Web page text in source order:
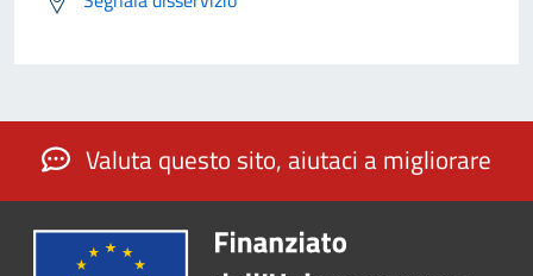
Valuta questo sito, aiutaci a migliorare